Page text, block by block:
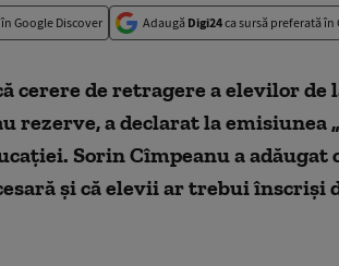
în Google Discover Adaugă Digi24ca sursă preferată în
cerere de retragere a elevilor de
rezerve, a declarat la emisiunea
Sorin Cîmpeanu a adăugat
și că elevii ar trebui înscriși